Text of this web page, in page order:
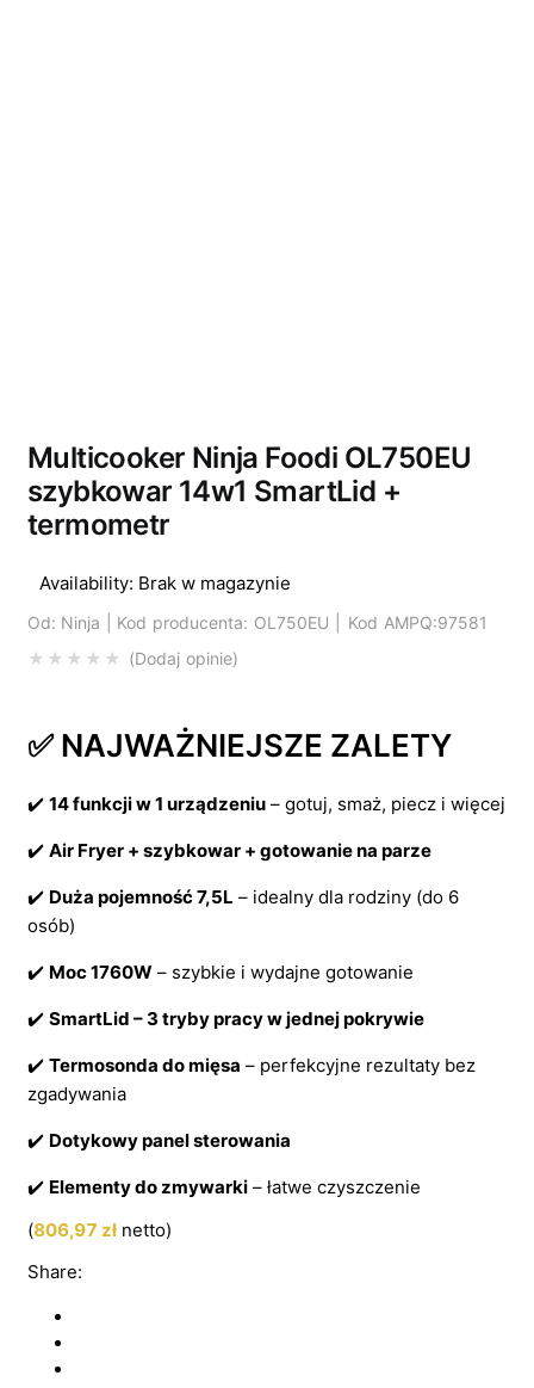
Multicooker Ninja Foodi OL750EU
szybkowar 14w1 SmartLid +
termometr
Dodaj opinie
Availability: Brak w magazynie
Od: Ninja | Kod producenta: OL750EU | Kod AMPQ:97581
✅ NAJWAŻNIEJSZE ZALETY
✔️ 14 funkcji w 1 urządzeniu – gotuj, smaż, piecz i więcej
✔️ Air Fryer + szybkowar + gotowanie na parze
✔️ Duża pojemność 7,5L – idealny dla rodziny (do 6
osób)
✔️ Moc 1760W – szybkie i wydajne gotowanie
✔️ SmartLid – 3 tryby pracy w jednej pokrywie
✔️ Termosonda do mięsa – perfekcyjne rezultaty bez
zgadywania
✔️ Dotykowy panel sterowania
✔️ Elementy do zmywarki – łatwe czyszczenie
(806,97 złnetto)
Share: